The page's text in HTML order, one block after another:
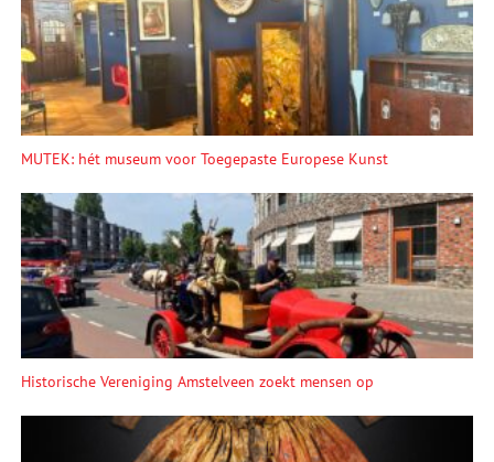
MUTEK: hét museum voor Toegepaste Europese Kunst
Historische Vereniging Amstelveen zoekt mensen op